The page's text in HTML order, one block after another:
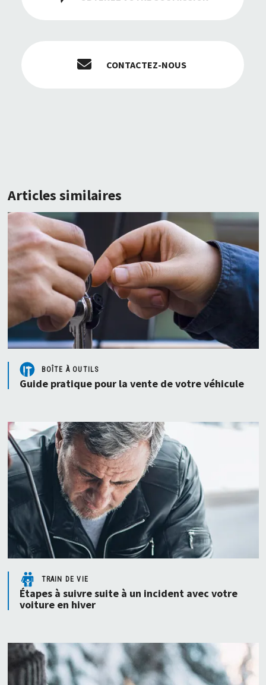
CONTACTEZ-NOUS
Articles similaires
BOÎTE À OUTILS
Guide pratique pour la vente de votre véhicule
TRAIN DE VIE
Étapes à suivre suite à un incident avec votre
voiture en hiver